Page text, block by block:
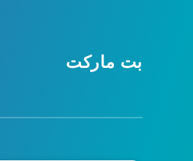
بت مارکت